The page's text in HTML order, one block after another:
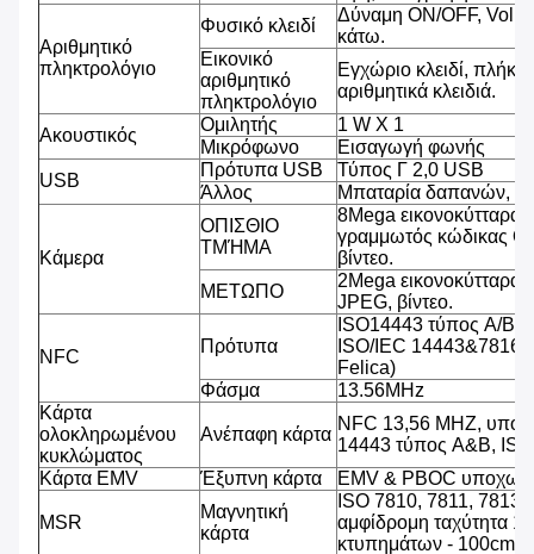
Αριθμητικό
πληκτρολόγιο
Φυσικό κλειδί
Δύναμη ON/OFF,
κάτω.
Εικονικό
αριθμητικό
πληκτρολόγιο
Εγχώριο κλειδί,
αριθμητικά κλειδιά.
Ακουστικός
Ομιλητής
1 W Χ 1
Μικρόφωνο
Εισαγωγή φωνής
USB
Πρότυπα USB
Τύπος Γ 2,0 USB
Άλλος
Μπαταρία δαπανών,
Κάμερα
ΟΠΙΣΘΙΟ
ΤΜΉΜΑ
8Mega εικονοκύτταρα,
γραμμωτός κώδικας
βίντεο.
ΜΕΤΩΠΟ
2Mega εικονοκύτταρα,
JPEG, βίντεο.
NFC
Πρότυπα
ISO14443 τύπος A/B
ISO/IEC 14443&7816,
Felica)
Φάσμα
13.56MHz
Κάρτα
ολοκληρωμένου
κυκλώματος
Ανέπαφη κάρτα
NFC 13,56 MHZ,
14443 τύπος A&B,
Κάρτα EMV
Έξυπνη κάρτα EMV & PBOC
MSR
Μαγνητική
κάρτα
ISO 7810, 7811, 7813
αμφίδρομη ταχύτητα
κτυπημάτων - 100cm/